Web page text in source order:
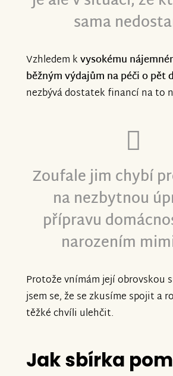
sama
Vzhledem kvysokému
běžným výdajům na péči o pět
nezbývá dostatek financí na to
Zoufale jim chybí
na nezbytnou
přípravu
narozením
Protože vnímám její obrovskou
jsem se, že se zkusíme spojit a
těžké chvíli ulehčit.
Jak sbírka